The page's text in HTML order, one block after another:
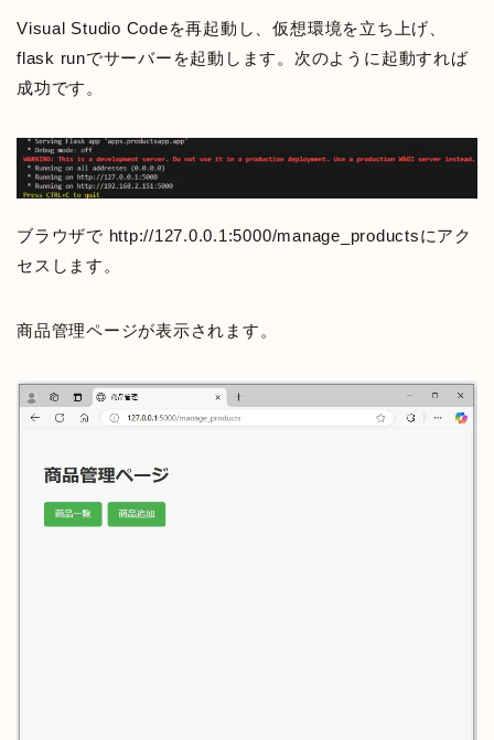
Visual Studio Codeを再起動し、仮想環境を立ち上げ、
flask runでサーバーを起動します。次のように起動すれば
成功です。
ブラウザで http://127.0.0.1:5000/manage_productsにアク
セスします。
商品管理ページが表示されます。